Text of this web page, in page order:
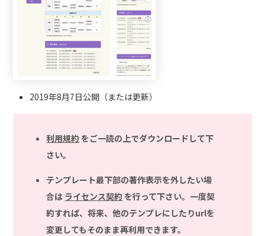
2019年8月7日公開（または更新）
利用規約 をご一読の上でダウンロードして下
さい。
テンプレート最下部の著作表示を外したい場
合は ライセンス契約 を行って下さい。一度契
約すれば、将来、他のテンプレにしたりurlを
変更してもそのまま再利用できます。